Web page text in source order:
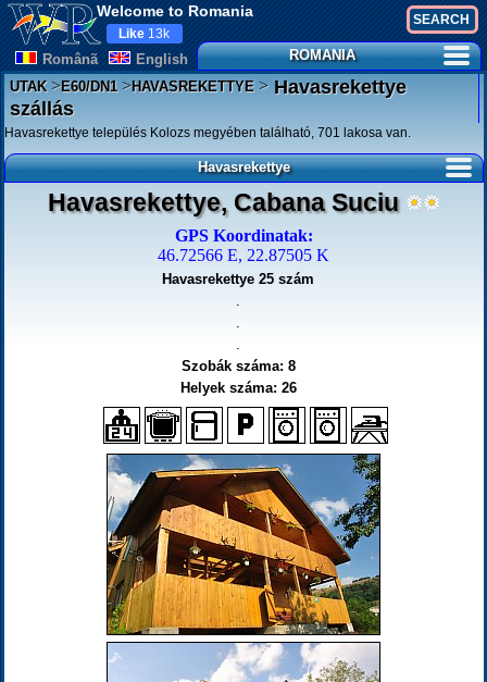
Welcome to Romania
Românã English
Like 13k
ROMANIA
UTAK>E60/DN1>HAVASREKETTYE>Havasrekettye
szállás
Havasrekettye település Kolozs megyében található, 701 lakosa van.
Havasrekettye
Havasrekettye, Cabana Suciu
GPS Koordinatak:
46.72566 E, 22.87505 K
Havasrekettye 25 szám
Szobák száma: 8
Helyek száma: 26